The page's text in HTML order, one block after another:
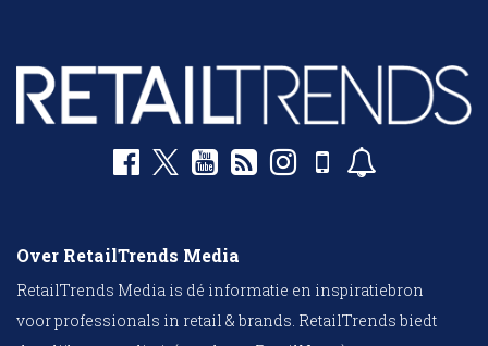
Over RetailTrends Media
RetailTrends Media is dé informatie en inspiratiebron
voor professionals in retail & brands. RetailTrends biedt